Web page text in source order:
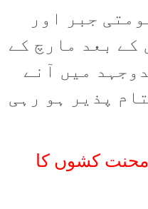
جبر اور
کے بعد مارچ کے
میں آنے
پذیر ہو رہی
کشوں کا